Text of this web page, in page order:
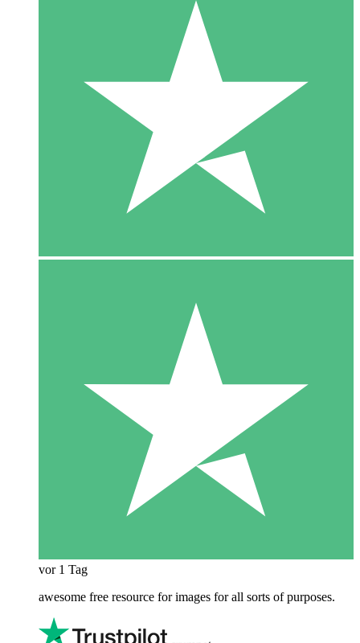
vor 1 Tag
awesome free resource for images for all sorts of purposes.